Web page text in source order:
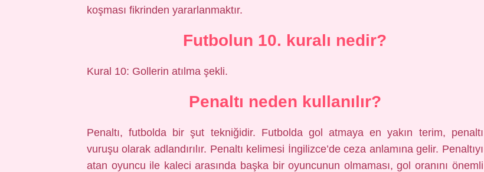
koşması fikrinden yararlanmaktır.
Futbolun 10. kuralı nedir?
Kural 10: Gollerin atılma şekli.
Penaltı neden kullanılır?
Penaltı, futbolda bir şut tekniğidir. Futbolda gol atmaya en yakın terim, penaltı
vuruşu olarak adlandırılır. Penaltı kelimesi İngilizce’de ceza anlamına gelir. Penaltıyı
atan oyuncu ile kaleci arasında başka bir oyuncunun olmaması, gol oranını önemli